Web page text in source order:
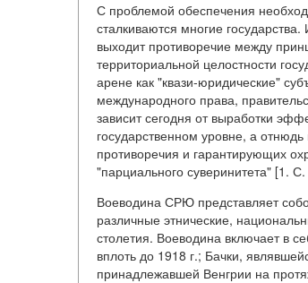
С проблемой обеспечения
сталкиваются многие
выходит противоречие между
территориальной целостности
арене как "квази-юридические"
международного права,
зависит сегодня от выработки
государственном уровне, а
противоречия и гарантирующих
"парциального суверинитета" [1.
Воеводина СРЮ представляет
различные этнические,
столетия. Воеводина включает в
вплоть до 1918 г.; Бачки,
принадлежавшей Венгрии на